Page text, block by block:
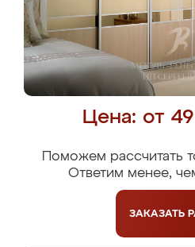
Цена: от
Поможем рассчитать
Ответим менее,
ЗАКАЗАТЬ